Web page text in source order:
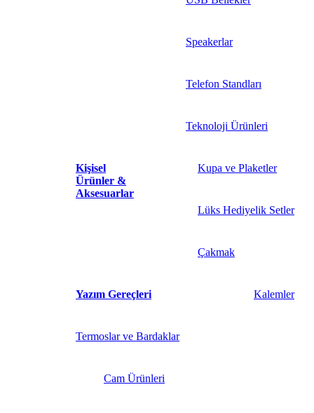
Speakerlar
Telefon Standları
Teknoloji Ürünleri
Kişisel
Ürünler &
Aksesuarlar
Kupa ve Plaketler
Lüks Hediyelik Setler
Çakmak
Yazım Gereçleri Kalemler
Termoslar ve Bardaklar
Cam Ürünleri